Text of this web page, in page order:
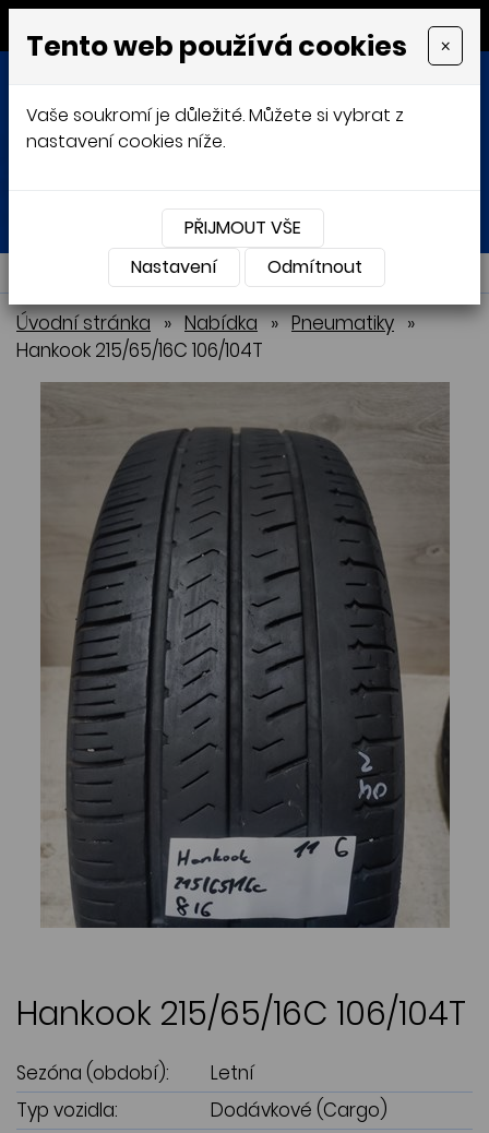
MENU
Přihlásit Košík
NABÍDKA
Úvodní stránka » Nabídka » Pneumatiky »
Hankook 215/65/16C 106/104T
Hankook 215/65/16C 106/104T
Sezóna (období):
Letní
Typ vozidla:
Dodávkové (Cargo)
Tento web používá cookies ×
Vaše soukromí je důležité. Můžete si vybrat z
nastavení cookies níže.
PŘIJMOUT VŠE
Nastavení
Odmítnout